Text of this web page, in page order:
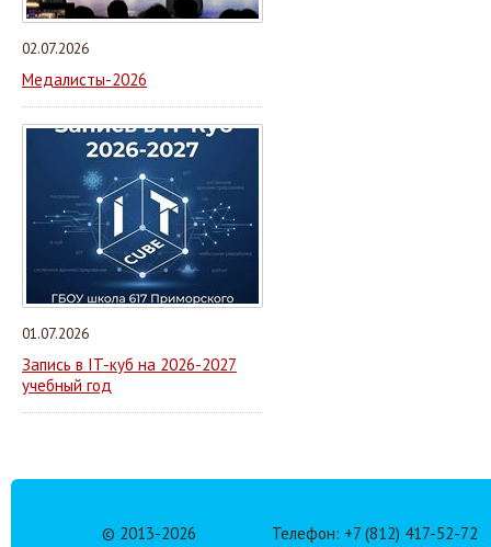
02.07.2026
Медалисты-2026
01.07.2026
Запись в IT-куб на 2026-2027
учебный год
© 2013-2026 Телефон: +7 (812) 417-52-72